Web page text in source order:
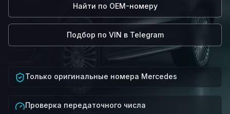
Найти по OEM-номеру
Подбор по VIN в Telegram
Только оригинальные номера Mercedes
Проверка передаточного числа